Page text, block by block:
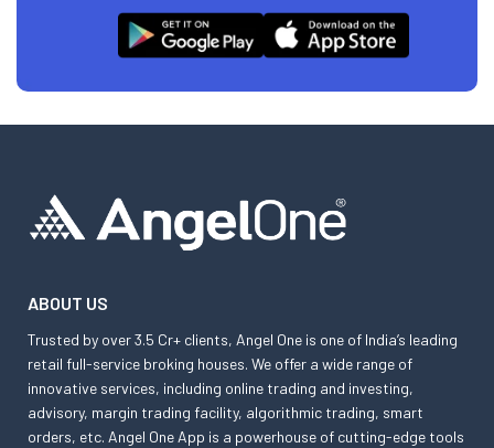
ABOUT US
Trusted by over 3.5 Cr+ clients, Angel One is one of India’s leading
retail full-service broking houses. We offer a wide range of
innovative services, including online trading and investing,
advisory, margin trading facility, algorithmic trading, smart
orders, etc. Angel One App is a powerhouse of cutting-edge tools